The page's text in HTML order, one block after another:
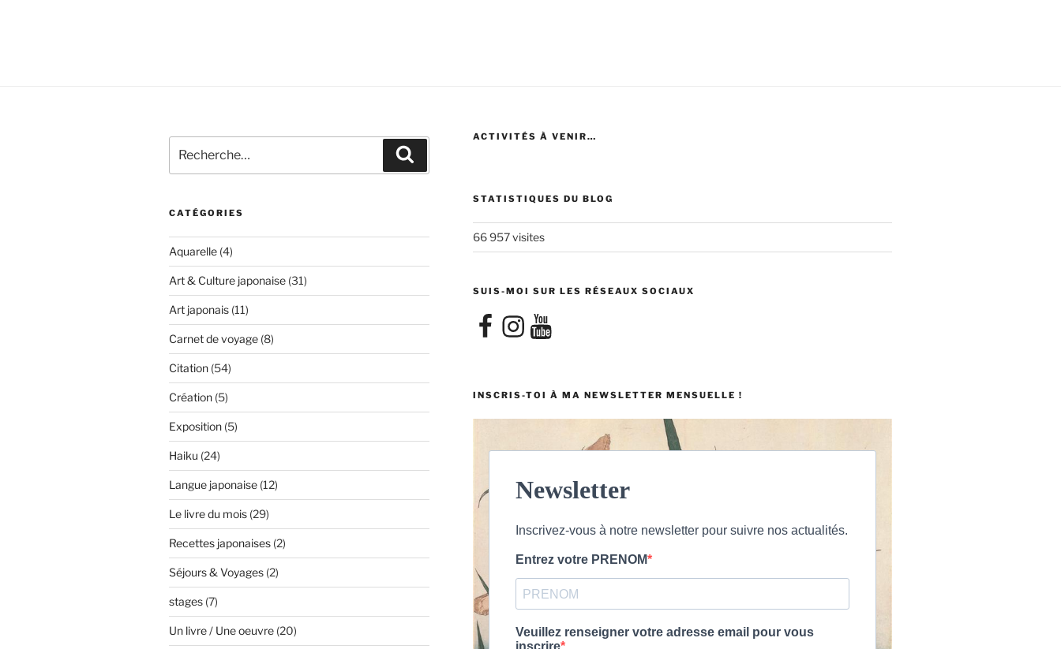
pour
:
CATÉGORIES
Aquarelle (4)
Art & Culture japonaise (31)
Art japonais (11)
Carnet de voyage (8)
Citation (54)
Création (5)
Exposition (5)
Haiku (24)
Langue japonaise (12)
Le livre du mois (29)
Recettes japonaises (2)
Séjours & Voyages (2)
stages (7)
Un livre / Une oeuvre (20)
ACTIVITÉS À VENIR…
STATISTIQUES DU BLOG
66 957 visites
SUIS-MOI SUR LES RÉSEAUX SOCIAUX
FacebookInstagramYouTube
INSCRIS-TOI À MA NEWSLETTER MENSUELLE !